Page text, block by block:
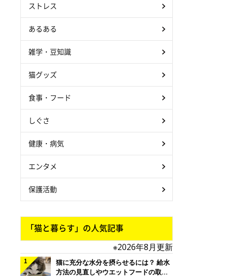
ストレス
あるある
雑学・豆知識
猫グッズ
食事・フード
しぐさ
健康・病気
エンタメ
保護活動
「猫と暮らす」の人気記事
※2026年8月更新
猫に充分な水分を摂らせるには？ 給水
方法の見直しやウエットフードの取り